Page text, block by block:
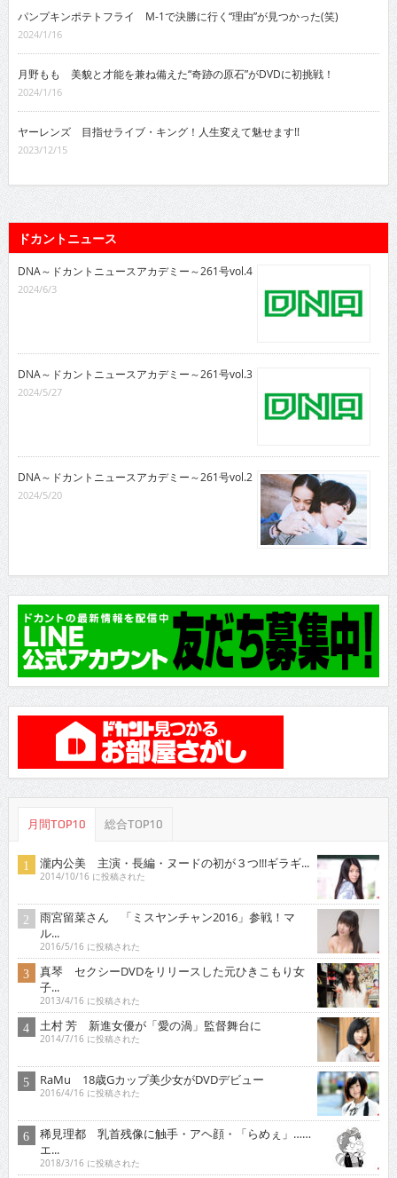
パンプキンポテトフライ M-1で決勝に行く“理由”が見つかった(笑)
2024/1/16
月野もも 美貌と才能を兼ね備えた“奇跡の原石”がDVDに初挑戦！
2024/1/16
ヤーレンズ 目指せライブ・キング！人生変えて魅せます!!
2023/12/15
ドカントニュース
DNA～ドカントニュースアカデミー～261号vol.4
2024/6/3
DNA～ドカントニュースアカデミー～261号vol.3
2024/5/27
DNA～ドカントニュースアカデミー～261号vol.2
2024/5/20
月間TOP10 総合TOP10
瀧内公美 主演・長編・ヌードの初が３つ!!!ギラギ...
2014/10/16 に投稿された
雨宮留菜さん 「ミスヤンチャン2016」参戦！マ
ル...
2016/5/16 に投稿された
真琴 セクシーDVDをリリースした元ひきこもり女
子...
2013/4/16 に投稿された
土村 芳 新進女優が「愛の渦」監督舞台に
2014/7/16 に投稿された
RaMu 18歳Gカップ美少女がDVDデビュー
2016/4/16 に投稿された
稀見理都 乳首残像に触手・アヘ顔・「らめぇ」……
エ...
2018/3/16 に投稿された